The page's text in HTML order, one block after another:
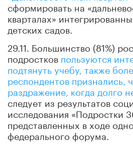
сформировать на
кварталах»
детских садов.
29.11. Большинство (81%)
подростков пользуются
подтянуть учебу, также
респондентов признались,
раздражение, когда долго
следует из результатов
исследования «Подростки
представленных в ходе
федерального форума.